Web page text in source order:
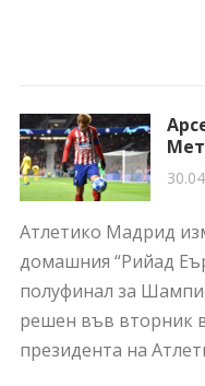
Атлетико Мадрид
домашния “Рийад
полуфинал за
решен във вторник
президента на